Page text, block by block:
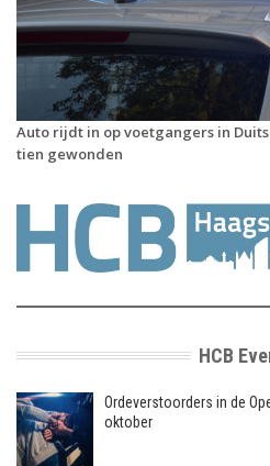
Auto rijdt in op voetgangers in
tien gewonden
HCB
Ordeverstoorders in de
oktober